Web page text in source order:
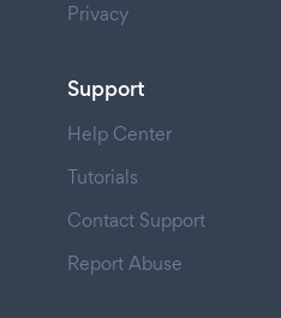
Privacy
Support
Help Center
Tutorials
Contact Support
Report Abuse